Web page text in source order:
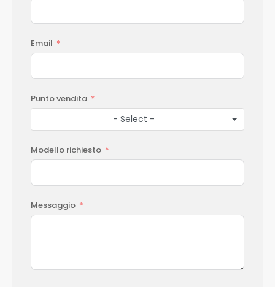
Email
Punto vendita
- Select -
Modello richiesto
Messaggio